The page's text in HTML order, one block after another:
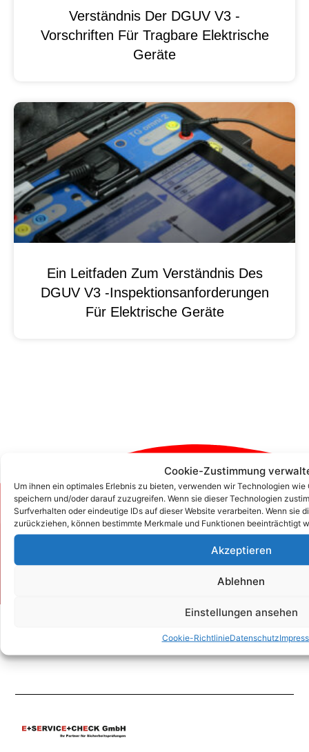
Cookie-Zustimmung
Um ihnen ein optimales Erlebnis zu bieten, verwenden wir Technologien
speichern und/oder darauf zuzugreifen. Wenn sie dieser Technologien
Surfverhalten oder eindeutige IDs auf dieser Website verarbeiten. Wenn sie
zurückziehen, können bestimmte Merkmale und Funktionen beeinträchtigt
Akzeptieren
Ablehnen
Einstellungen ansehen
Cookie-RichtlinieDatenschutz
Verständnis Der DGUV V3 -
Vorschriften Für Tragbare Elektrische
Geräte
Ein Leitfaden Zum Verständnis Des
DGUV V3 -Inspektionsanforderungen
Für Elektrische Geräte
Zum Kontaktformular